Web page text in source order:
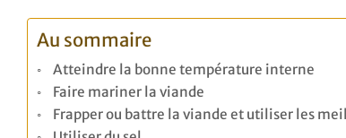
Au sommaire
Atteindre la bonne température interne
Faire mariner la viande
Frapper ou battre la viande et utiliser les